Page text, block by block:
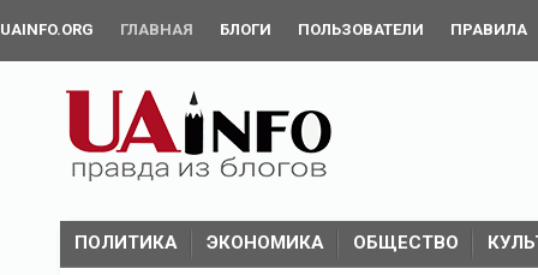
UAINFO.ORG ГЛАВНАЯ БЛОГИ ПОЛЬЗОВАТЕЛИ ПРАВИЛА
ПОЛИТИКА ЭКОНОМИКА ОБЩЕСТВО